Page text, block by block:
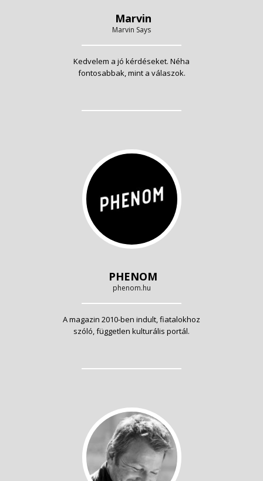
Marvin
Marvin Says
Kedvelem a jó kérdéseket. Néha
fontosabbak, mint a válaszok.
PHENOM
phenom.hu
A magazin 2010-ben indult, fiatalokhoz
szóló, független kulturális portál.